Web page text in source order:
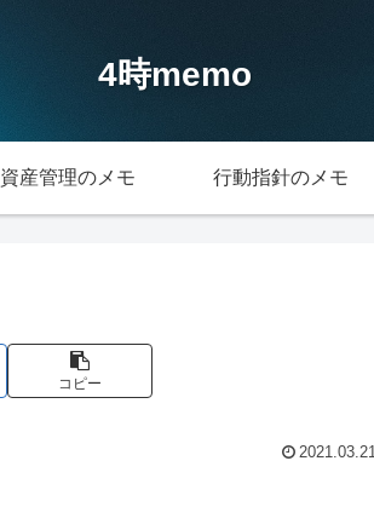
4時memo
資産管理のメモ 行動指針のメモ
コピー
2021.03.21